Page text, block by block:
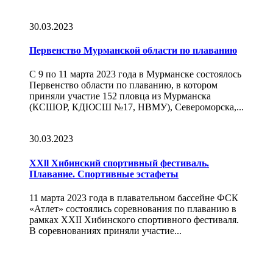
30.03.2023
Первенство Мурманской области по плаванию
С 9 по 11 марта 2023 года в Мурманске состоялось
Первенство области по плаванию, в котором
приняли участие 152 пловца из Мурманска
(КСШОР, КДЮСШ №17, НВМУ), Североморска,...
30.03.2023
ХХll Хибинский спортивный фестиваль.
Плавание. Спортивные эстафеты
11 марта 2023 года в плавательном бассейне ФСК
«Атлет» состоялись соревнования по плаванию в
рамках XXII Хибинского спортивного фестиваля.
В соревнованиях приняли участие...